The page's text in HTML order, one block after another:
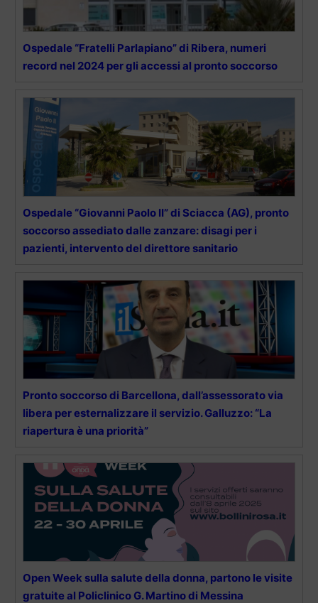
Ospedale “Fratelli Parlapiano” di Ribera, numeri
record nel 2024 per gli accessi al pronto soccorso
Ospedale “Giovanni Paolo II” di Sciacca (AG), pronto
soccorso assediato dalle zanzare: disagi per i
pazienti, intervento del direttore sanitario
Pronto soccorso di Barcellona, dall’assessorato via
libera per esternalizzare il servizio. Galluzzo: “La
riapertura è una priorità”
Open Week sulla salute della donna, partono le visite
gratuite al Policlinico G. Martino di Messina